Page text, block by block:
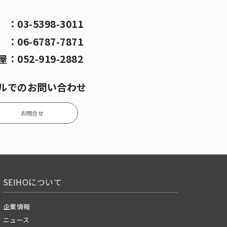
： 03-5398-3011
： 06-6787-7871
： 052-919-2882
でのお問い合わせ
お問合せ
SEIHOについて
企業情報
ニュース